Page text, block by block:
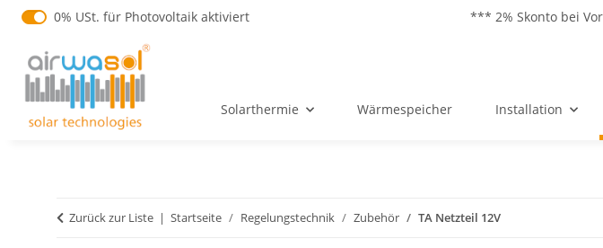
*** 2% Skonto bei
0% USt. für Betreiber der Anlage gem. § 12 Abs. 3 UStG
0% USt. für Photovoltaik aktiviert
Solarthermie Wärmespeicher Installation
Zurück zur Liste Startseite Regelungstechnik Zubehör TA Netzteil 12V